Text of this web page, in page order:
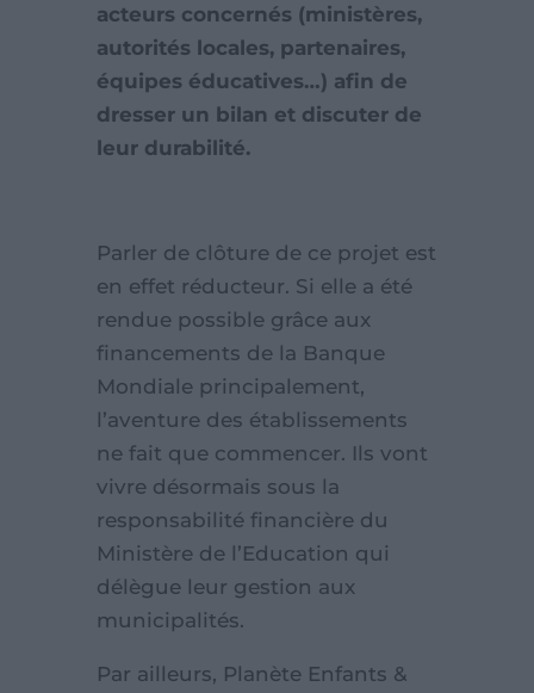
acteurs concernés (ministères,
autorités locales, partenaires,
équipes éducatives…) afin de
dresser un bilan et discuter de
leur durabilité.
Parler de clôture de ce projet est
en effet réducteur. Si elle a été
rendue possible grâce aux
financements de la Banque
Mondiale principalement,
l’aventure des établissements
ne fait que commencer. Ils vont
vivre désormais sous la
responsabilité financière du
Ministère de l’Education qui
délègue leur gestion aux
municipalités.
Par ailleurs, Planète Enfants &